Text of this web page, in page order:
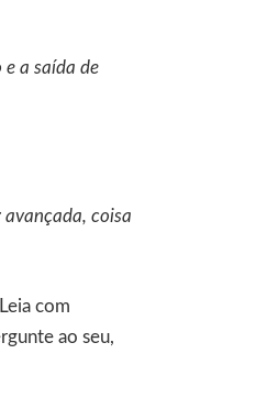
e a saída de
avançada, coisa
com
ao seu,